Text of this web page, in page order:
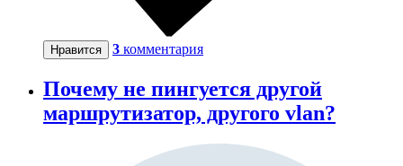
Нравится 3 комментария
Почему не пингуется другой
маршрутизатор, другого vlan?